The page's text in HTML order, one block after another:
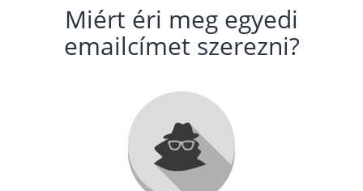
Miért éri meg egyedi
emailcímet szerezni?